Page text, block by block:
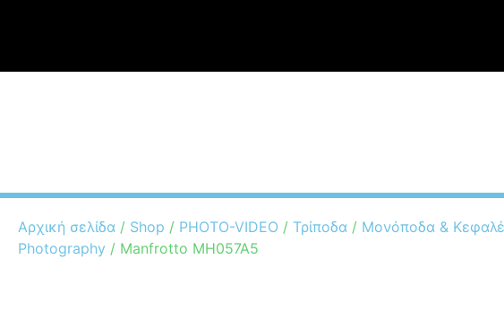
Αρχική σελίδα / Shop / PHOTO-VIDEO / Τρίποδα / Μονόποδα &
Photography / Manfrotto MH057A5